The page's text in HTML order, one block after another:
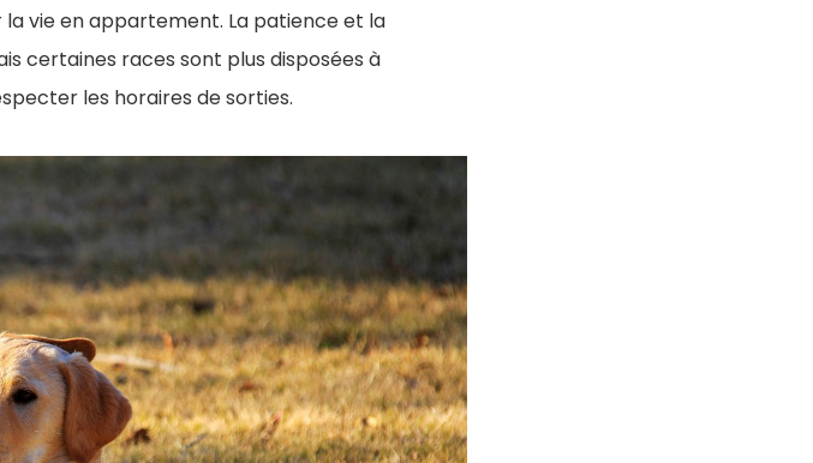
vie en appartement. La patience et la
certaines races sont plus disposées à
les horaires de sorties.